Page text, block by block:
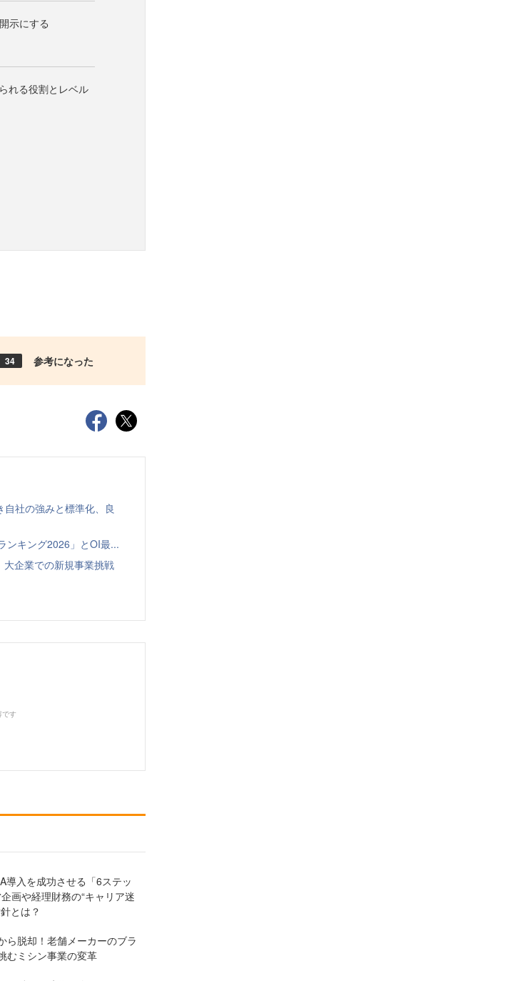
示にする
れる役割とレベル
34 参考になった
社の強みと標準化、良
ンキング2026」とOI最...
大企業での新規事業挑戦
です
導入を成功させる「6ステッ
画や経理財務の“キャリア迷
とは？
ら脱却！老舗メーカーのブラ
むミシン事業の変革